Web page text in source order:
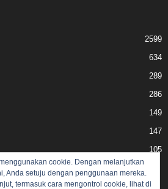
2599
634
289
286
149
147
105
cookie. Dengan melanjutkan
Anda setuju dengan penggunaan mereka.
termasuk cara mengontrol cookie, lihat di